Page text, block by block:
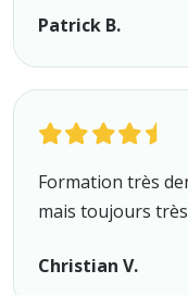
Patrick B.
Formation très
mais toujours
Christian V.